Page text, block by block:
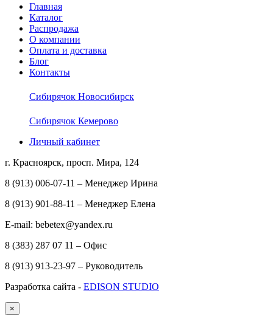
Главная
Каталог
Распродажа
О компании
Оплата и доставка
Блог
Контакты
Сибирячок Новосибирск
Сибирячок Кемерово
Личный кабинет
г. Красноярск, просп. Мира, 124
8 (913) 006-07-11 – Менеджер Ирина
8 (913) 901-88-11 – Менеджер Елена
E-mail: bebetex@yandex.ru
8 (383) 287 07 11 – Офис
8 (913) 913-23-97 – Руководитель
Разработка сайта - EDISON STUDIO
×